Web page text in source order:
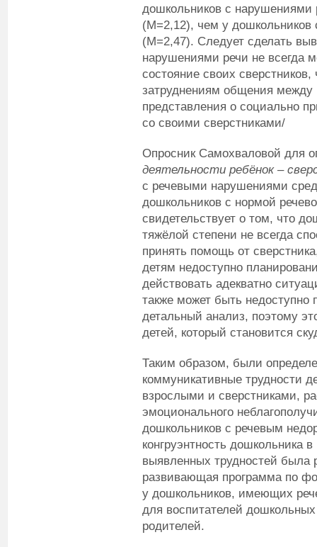
дошкольников с нарушениями
(M=2,12), чем у дошкольников
(M=2,47). Следует сделать
нарушениями речи не всегда
состояние своих
затруднениям общения между
представления о социально
со своими сверстниками/
Опросник Самохваловой для
деятельности ребёнок –
с речевыми нарушениями
дошкольников с нормой
свидетельствует о том, что
тяжёлой степени не всегда
принять помощь от
детям недоступно
действовать адекватно
также может быть
детальный анализ, поэтому
детей, который становится
Таким образом, были
коммуникативные трудности
взрослыми и сверстниками,
эмоционального
дошкольников с речевым
конгруэнтность дошкольника
выявленных трудностей была
развивающая программа по
у дошкольников, имеющих
для воспитателей
родителей.